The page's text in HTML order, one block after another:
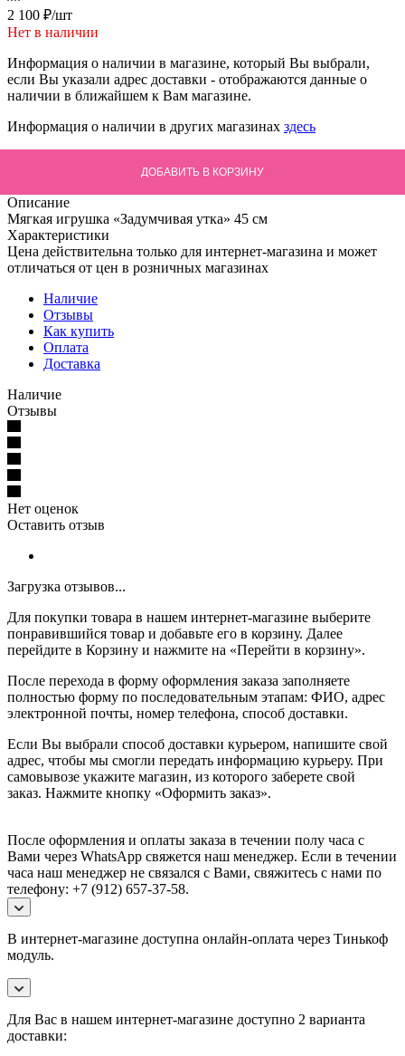
2 100 ₽/шт
Нет в наличии
Информация о наличии в магазине, который Вы выбрали,
если Вы указали адрес доставки - отображаются данные о
наличии в ближайшем к Вам магазине.
Информация о наличии в других магазинах здесь
ДОБАВИТЬ В КОРЗИНУ
Описание
Мягкая игрушка «Задумчивая утка» 45 см
Характеристики
Цена действительна только для интернет-магазина и может
отличаться от цен в розничных магазинах
Наличие
Отзывы
Как купить
Оплата
Доставка
Наличие
Отзывы
Нет оценок
Оставить отзыв
Загрузка отзывов...
Для покупки товара в нашем интернет-магазине выберите
понравившийся товар и добавьте его в корзину. Далее
перейдите в Корзину и нажмите на «Перейти в корзину».
После перехода в форму оформления заказа заполняете
полностью форму по последовательным этапам: ФИО, адрес
электронной почты, номер телефона, способ доставки.
Если Вы выбрали способ доставки курьером, напишите свой
адрес, чтобы мы смогли передать информацию курьеру. При
самовывозе укажите магазин, из которого заберете свой
заказ. Нажмите кнопку «Оформить заказ».
После оформления и оплаты заказа в течении полу часа с
Вами через WhatsApp свяжется наш менеджер. Если в течении
часа наш менеджер не связался с Вами, свяжитесь с нами по
телефону: +7 (912) 657-37-58.
В интернет-магазине доступна онлайн-оплата через Тинькоф
модуль.
Для Вас в нашем интернет-магазине доступно 2 варианта
доставки: